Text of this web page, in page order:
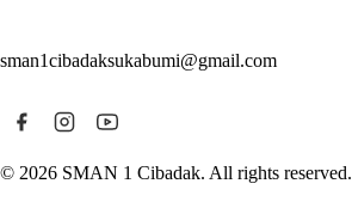
sman1cibadaksukabumi@gmail.com
© 2026 SMAN 1 Cibadak. All rights reserved.